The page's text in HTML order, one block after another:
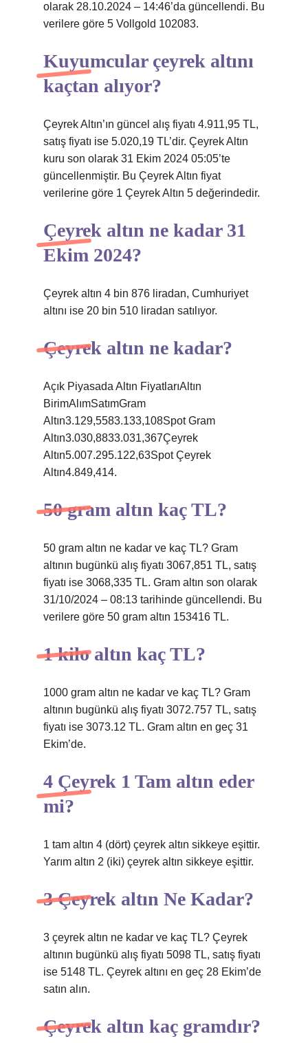
olarak 28.10.2024 – 14:46’da güncellendi. Bu
verilere göre 5 Vollgold 102083.
Kuyumcular çeyrek altını
kaçtan alıyor?
Çeyrek Altın’ın güncel alış fiyatı 4.911,95 TL,
satış fiyatı ise 5.020,19 TL’dir. Çeyrek Altın
kuru son olarak 31 Ekim 2024 05:05’te
güncellenmiştir. Bu Çeyrek Altın fiyat
verilerine göre 1 Çeyrek Altın 5 değerindedir.
Çeyrek altın ne kadar 31
Ekim 2024?
Çeyrek altın 4 bin 876 liradan, Cumhuriyet
altını ise 20 bin 510 liradan satılıyor.
Çeyrek altın ne kadar?
Açık Piyasada Altın FiyatlarıAltın
BirimAlımSatımGram
Altın3.129,5583.133,108Spot Gram
Altın3.030,8833.031,367Çeyrek
Altın5.007.295.122,63Spot Çeyrek
Altın4.849,414.
50 gram altın kaç TL?
50 gram altın ne kadar ve kaç TL? Gram
altının bugünkü alış fiyatı 3067,851 TL, satış
fiyatı ise 3068,335 TL. Gram altın son olarak
31/10/2024 – 08:13 tarihinde güncellendi. Bu
verilere göre 50 gram altın 153416 TL.
1 kilo altın kaç TL?
1000 gram altın ne kadar ve kaç TL? Gram
altının bugünkü alış fiyatı 3072.757 TL, satış
fiyatı ise 3073.12 TL. Gram altın en geç 31
Ekim’de.
4 Çeyrek 1 Tam altın eder
mi?
1 tam altın 4 (dört) çeyrek altın sikkeye eşittir.
Yarım altın 2 (iki) çeyrek altın sikkeye eşittir.
3 Çeyrek altın Ne Kadar?
3 çeyrek altın ne kadar ve kaç TL? Çeyrek
altının bugünkü alış fiyatı 5098 TL, satış fiyatı
ise 5148 TL. Çeyrek altını en geç 28 Ekim’de
satın alın.
Çeyrek altın kaç gramdır?